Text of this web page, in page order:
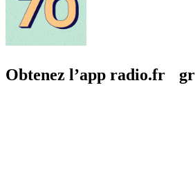
Obtenez l’app radio.fr